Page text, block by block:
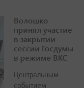
Волошко
принял участие
в закрытии
сессии Госдумы
в режиме ВКС
Центральным
событием